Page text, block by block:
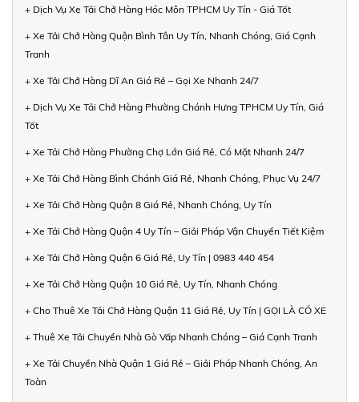
+ Dịch Vụ Xe Tải Chở Hàng Hóc Môn TPHCM Uy Tín - Giá Tốt
+ Xe Tải Chở Hàng Quận Bình Tân Uy Tín, Nhanh Chóng, Giá Cạnh
Tranh
+ Xe Tải Chở Hàng Dĩ An Giá Rẻ – Gọi Xe Nhanh 24/7
+ Dịch Vụ Xe Tải Chở Hàng Phường Chánh Hưng TPHCM Uy Tín, Giá
Tốt
+ Xe Tải Chở Hàng Phường Chợ Lớn Giá Rẻ, Có Mặt Nhanh 24/7
+ Xe Tải Chở Hàng Bình Chánh Giá Rẻ, Nhanh Chóng, Phục Vụ 24/7
+ Xe Tải Chở Hàng Quận 8 Giá Rẻ, Nhanh Chóng, Uy Tín
+ Xe Tải Chở Hàng Quận 4 Uy Tín – Giải Pháp Vận Chuyển Tiết Kiệm
+ Xe Tải Chở Hàng Quận 6 Giá Rẻ, Uy Tín | 0983 440 454
+ Xe Tải Chở Hàng Quận 10 Giá Rẻ, Uy Tín, Nhanh Chóng
+ Cho Thuê Xe Tải Chở Hàng Quận 11 Giá Rẻ, Uy Tín | GỌI LÀ CÓ XE
+ Thuê Xe Tải Chuyển Nhà Gò Vấp Nhanh Chóng – Giá Cạnh Tranh
+ Xe Tải Chuyển Nhà Quận 1 Giá Rẻ – Giải Pháp Nhanh Chóng, An
Toàn